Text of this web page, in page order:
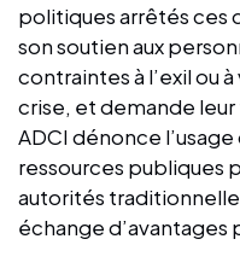
politiques arrêtés ces
son soutien aux
contraintes à l’exil ou
crise, et demande
ADCI dénonce
ressources publiques
autorités
échange